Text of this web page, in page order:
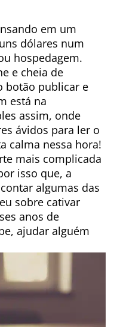
em um
dólares num
hospedagem.
e cheia de
botão publicar e
está na
assim, onde
ávidos para ler o
calma nessa hora!
mais complicada
isso que, a
algumas das
sobre cativar
anos de
ajudar alguém